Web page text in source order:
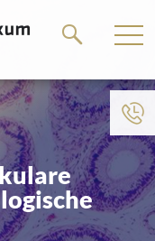
zum
zum